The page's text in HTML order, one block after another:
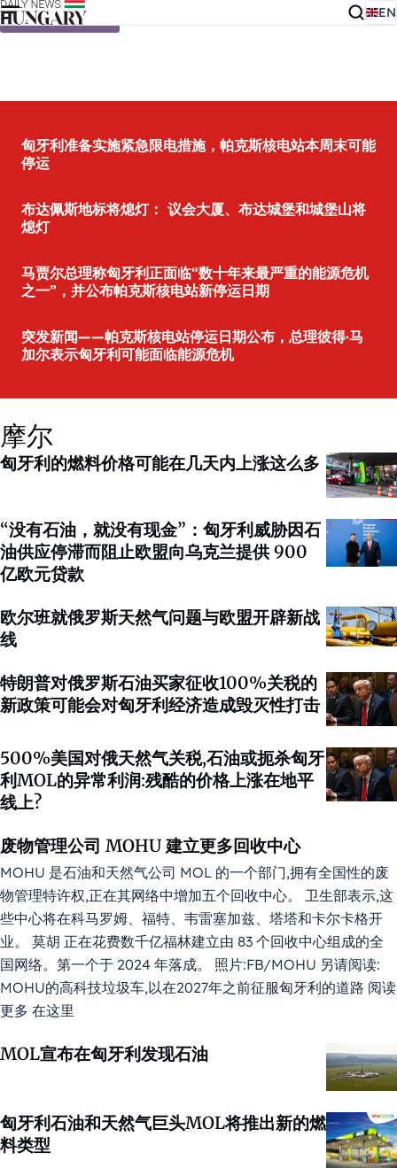
Skip to content EN
匈牙利准备实施紧急限电措施，帕克斯核电站本周末可能
停运
布达佩斯地标将熄灯： 议会大厦、布达城堡和城堡山将
熄灯
马贾尔总理称匈牙利正面临“数十年来最严重的能源危机
之一”，并公布帕克斯核电站新停运日期
突发新闻——帕克斯核电站停运日期公布，总理彼得·马
加尔表示匈牙利可能面临能源危机
摩尔
匈牙利的燃料价格可能在几天内上涨这么多
“没有石油，就没有现金”：匈牙利威胁因石
油供应停滞而阻止欧盟向乌克兰提供 900
亿欧元贷款
欧尔班就俄罗斯天然气问题与欧盟开辟新战
线
特朗普对俄罗斯石油买家征收100%关税的
新政策可能会对匈牙利经济造成毁灭性打击
500%美国对俄天然气关税,石油或扼杀匈牙
利MOL的异常利润:残酷的价格上涨在地平
线上?
废物管理公司 MOHU 建立更多回收中心
MOHU 是石油和天然气公司 MOL 的一个部门,拥有全国性的废
物管理特许权,正在其网络中增加五个回收中心。 卫生部表示,这
些中心将在科马罗姆、福特、韦雷塞加兹、塔塔和卡尔卡格开
业。 莫胡 正在花费数千亿福林建立由 83 个回收中心组成的全
国网络。第一个于 2024 年落成。 照片:FB/MOHU 另请阅读:
MOHU的高科技垃圾车,以在2027年之前征服匈牙利的道路 阅读
更多 在这里
MOL宣布在匈牙利发现石油
匈牙利石油和天然气巨头MOL将推出新的燃
料类型